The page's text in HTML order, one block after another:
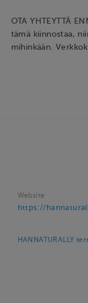
OTA YHTEYTTÄ
tämä kiinnostaa,
mihinkään.
Website
https://
HANNATURALLY